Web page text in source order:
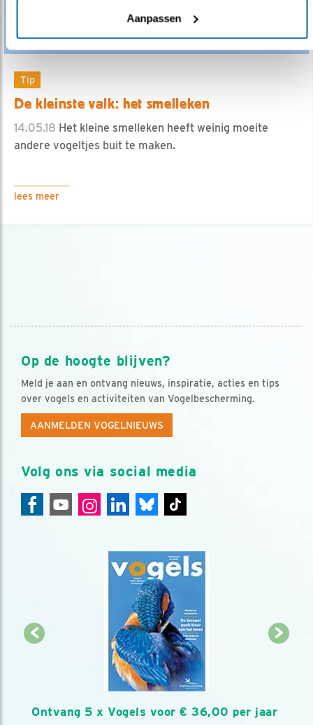
Aanpassen
Tip
De kleinste valk: het smelleken
14.05.18 Het kleine smelleken heeft weinig moeite
andere vogeltjes buit te maken.
lees meer
Op de hoogte blijven?
Meld je aan en ontvang nieuws, inspiratie, acties en tips
over vogels en activiteiten van Vogelbescherming.
AANMELDEN VOGELNIEUWS
Volg ons via social media
Ontvang 5 x Vogels voor € 36,00 per jaar